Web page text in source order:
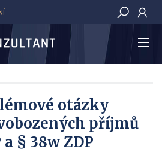
otázky
příjmů
§ 38w ZDP